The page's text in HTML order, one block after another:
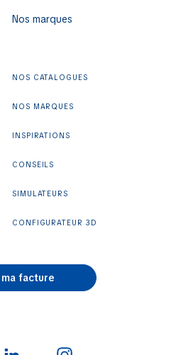
Nos marques
NOS CATALOGUES
NOS MARQUES
INSPIRATIONS
CONSEILS
SIMULATEURS
CONFIGURATEUR 3D
facture